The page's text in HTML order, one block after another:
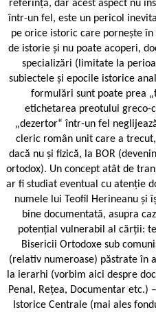
referință, dar acest aspect nu
într-un fel, este un pericol
pe orice istoric care pornește
de istorie și nu poate acoperi,
specializări (limitate la
subiectele și epocile istorice
formulări sunt poate prea
etichetarea preotului greco-
„dezertor“ într-un fel
cleric român unit care a
dacă nu și fizică, la BOR
ortodox). Un concept atât de
ar fi studiat eventual cu atenție
numele lui Teofil Herineanu și
bine documentată, asupra
potențial vulnerabil al cărții:
Bisericii Ortodoxe sub
(relativ numeroase) păstrate în
la ierarhi (vorbim aici despre
Penal, Rețea, Documentar etc.)
Istorice Centrale (mai ales